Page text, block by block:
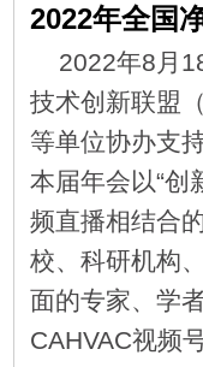
2022年全国
2022年8月
技术创新联盟
等单位协办支
本届年会以“创
频直播相结合
校、科研机构
面的专家、学
CAHVAC视频